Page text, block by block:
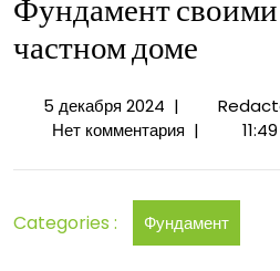
Фундамент
частном доме
5 декабря 20245
декабря
|
Нет комментария | 11:49
Categories : Фундамент